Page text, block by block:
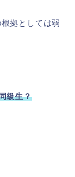
拠としては弱
級生？